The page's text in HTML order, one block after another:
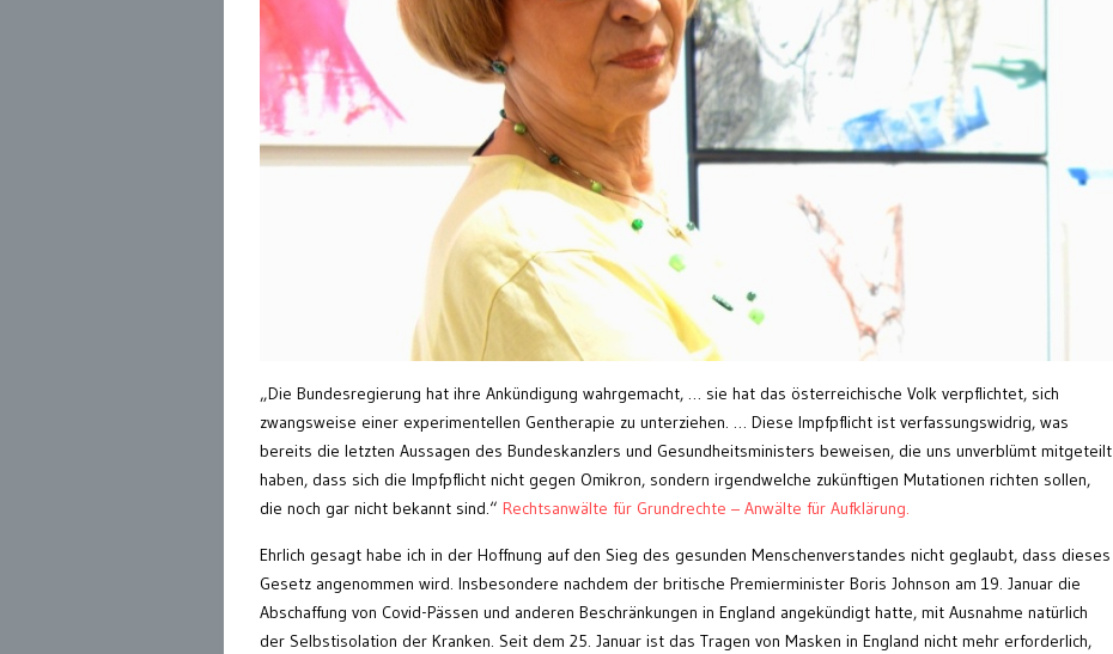
„Die Bundesregierung hat ihre Ankündigung wahrgemacht, … sie hat das österreichische Volk verpflichtet, sich
zwangsweise einer experimentellen Gentherapie zu unterziehen. … Diese Impfpflicht ist verfassungswidrig, was
bereits die letzten Aussagen des Bundeskanzlers und Gesundheitsministers beweisen, die uns unverblümt mitgeteilt
haben, dass sich die Impfpflicht nicht gegen Omikron, sondern irgendwelche zukünftigen Mutationen richten sollen,
die noch gar nicht bekannt sind.“ Rechtsanwälte für Grundrechte – Anwälte für Aufklärung.
Ehrlich gesagt habe ich in der Hoffnung auf den Sieg des gesunden Menschenverstandes nicht geglaubt, dass dieses
Gesetz angenommen wird. Insbesondere nachdem der britische Premierminister Boris Johnson am 19. Januar die
Abschaffung von Covid-Pässen und anderen Beschränkungen in England angekündigt hatte, mit Ausnahme natürlich
der Selbstisolation der Kranken. Seit dem 25. Januar ist das Tragen von Masken in England nicht mehr erforderlich,